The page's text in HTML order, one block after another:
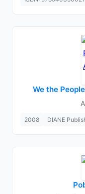
We the
2008 DIANE